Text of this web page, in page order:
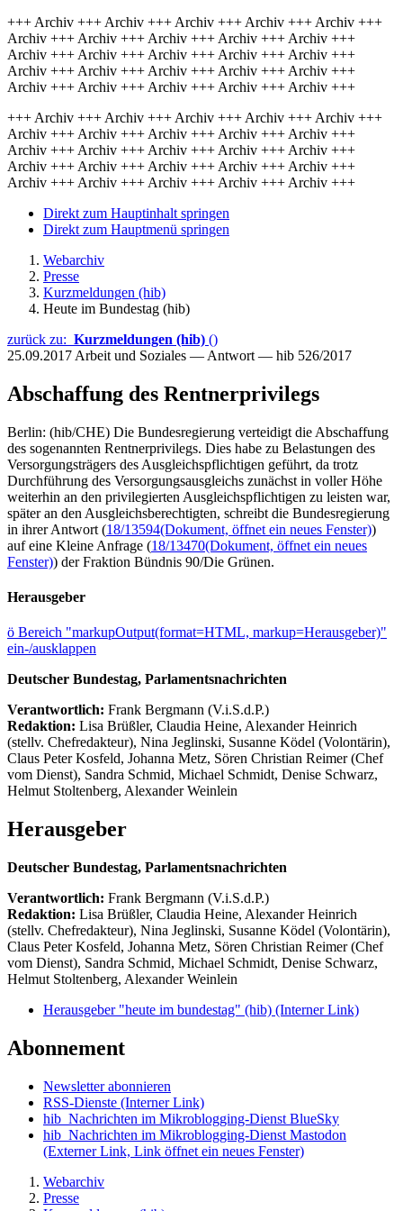
+++ Archiv +++ Archiv +++ Archiv +++ Archiv +++ Archiv +++
Archiv +++ Archiv +++ Archiv +++ Archiv +++ Archiv +++
Archiv +++ Archiv +++ Archiv +++ Archiv +++ Archiv +++
Archiv +++ Archiv +++ Archiv +++ Archiv +++ Archiv +++
Archiv +++ Archiv +++ Archiv +++ Archiv +++ Archiv +++
+++ Archiv +++ Archiv +++ Archiv +++ Archiv +++ Archiv +++
Archiv +++ Archiv +++ Archiv +++ Archiv +++ Archiv +++
Archiv +++ Archiv +++ Archiv +++ Archiv +++ Archiv +++
Archiv +++ Archiv +++ Archiv +++ Archiv +++ Archiv +++
Archiv +++ Archiv +++ Archiv +++ Archiv +++ Archiv +++
Direkt zum Hauptinhalt springen
Direkt zum Hauptmenü springen
Webarchiv
Presse
Kurzmeldungen (hib)
Heute im Bundestag (hib)
zurück zu: Kurzmeldungen (hib) ()
25.09.2017 Arbeit und Soziales — Antwort — hib 526/2017
Abschaffung des Rentnerprivilegs
Berlin: (hib/CHE) Die Bundesregierung verteidigt die Abschaffung
des sogenannten Rentnerprivilegs. Dies habe zu Belastungen des
Versorgungsträgers des Ausgleichspflichtigen geführt, da trotz
Durchführung des Versorgungsausgleichs zunächst in voller Höhe
weiterhin an den privilegierten Ausgleichspflichtigen zu leisten war,
später an den Ausgleichsberechtigten, schreibt die Bundesregierung
in ihrer Antwort (18/13594(Dokument, öffnet ein neues Fenster))
auf eine Kleine Anfrage (18/13470(Dokument, öffnet ein neues
Fenster)) der Fraktion Bündnis 90/Die Grünen.
Herausgeber
ö Bereich "markupOutput(format=HTML, markup=Herausgeber)"
ein-/ausklappen
Deutscher Bundestag, Parlamentsnachrichten
Verantwortlich: Frank Bergmann (V.i.S.d.P.)
Redaktion: Lisa Brüßler, Claudia Heine, Alexander Heinrich
(stellv. Chefredakteur), Nina Jeglinski, Susanne Ködel (Volontärin),
Claus Peter Kosfeld, Johanna Metz, Sören Christian Reimer (Chef
vom Dienst), Sandra Schmid, Michael Schmidt, Denise Schwarz,
Helmut Stoltenberg, Alexander Weinlein
Herausgeber
Deutscher Bundestag, Parlamentsnachrichten
Verantwortlich: Frank Bergmann (V.i.S.d.P.)
Redaktion: Lisa Brüßler, Claudia Heine, Alexander Heinrich
(stellv. Chefredakteur), Nina Jeglinski, Susanne Ködel (Volontärin),
Claus Peter Kosfeld, Johanna Metz, Sören Christian Reimer (Chef
vom Dienst), Sandra Schmid, Michael Schmidt, Denise Schwarz,
Helmut Stoltenberg, Alexander Weinlein
Herausgeber "heute im bundestag" (hib) (Interner Link)
Abonnement
Newsletter abonnieren
RSS-Dienste (Interner Link)
hib_Nachrichten im Mikroblogging-Dienst BlueSky
hib_Nachrichten im Mikroblogging-Dienst Mastodon
(Externer Link, Link öffnet ein neues Fenster)
Webarchiv
Presse